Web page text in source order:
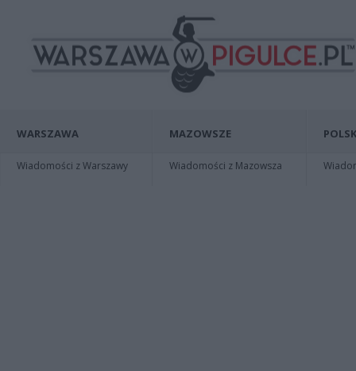
WARSZAWA
Wiadomości z Warszawy
MAZOWSZE
Wiadomości z Mazowsza